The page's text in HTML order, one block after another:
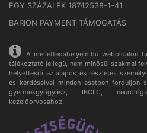
EGY SZÁZALÉK 18742538-1-41
BARION PAYMENT TÁMOGATÁS
A mellettedahelyem.hu weboldalon
tájékoztató jellegű, nem minősül szakmai
helyettesíti az alapos és részletes
és kérdéseivel minden esetben forduljon
gyermekgyógyász, IBCLC,
kezelőorvosához!